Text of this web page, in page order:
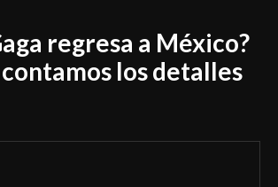
regresa a México?
los detalles